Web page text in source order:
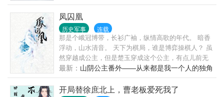
凤囚凰
历史军事 连载
那是个峨冠博带，长衫广袖，纵情高歌的年代。 暗香
浮动，山水清音。 天下为棋局，谁是博弈操棋人？ 虽
然穿越成公主，但是楚玉穿成这个公主，有点儿前无
古人惊世骇俗。 ================= 完本小说
《龙龙龙》《淑女飘飘拳》，新书《倾臣》正在连
载。
最新： 山阴公主番外——从来都是我一个人的独角
戏
开局替徐庶北上，曹老板爱死我了